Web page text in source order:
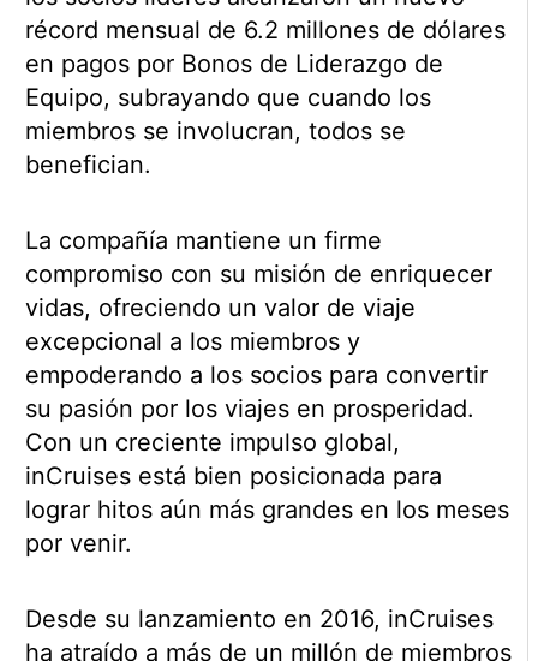
récord mensual de 6.2 millones de dólares
en pagos por Bonos de Liderazgo de
Equipo, subrayando que cuando los
miembros se involucran, todos se
benefician.
La compañía mantiene un firme
compromiso con su misión de enriquecer
vidas, ofreciendo un valor de viaje
excepcional a los miembros y
empoderando a los socios para convertir
su pasión por los viajes en prosperidad.
Con un creciente impulso global,
inCruises está bien posicionada para
lograr hitos aún más grandes en los meses
por venir.
Desde su lanzamiento en 2016, inCruises
ha atraído a más de un millón de miembros